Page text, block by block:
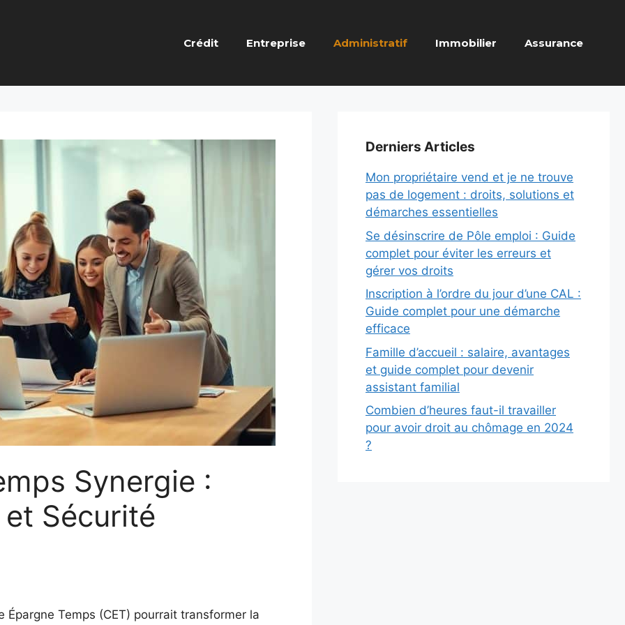
Crédit Entreprise Administratif Immobilier Assurance
Synergie :
Sécurité
Temps (CET) pourrait transformer la
Derniers Articles
Mon propriétaire vend et je ne trouve
pas de logement : droits, solutions et
démarches essentielles
Se désinscrire de Pôle emploi : Guide
complet pour éviter les erreurs et
gérer vos droits
Inscription à l’ordre du jour d’une CAL :
Guide complet pour une démarche
efficace
Famille d’accueil : salaire, avantages
et guide complet pour devenir
assistant familial
Combien d’heures faut-il travailler
pour avoir droit au chômage en 2024
?